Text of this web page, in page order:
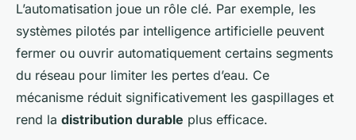
L’automatisation joue un rôle clé. Par exemple, les
systèmes pilotés par intelligence artificielle peuvent
fermer ou ouvrir automatiquement certains segments
du réseau pour limiter les pertes d’eau. Ce
mécanisme réduit significativement les gaspillages et
rend la distribution durable plus efficace.